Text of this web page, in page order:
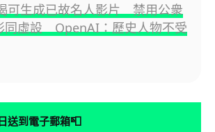
可生成已故名人影片 禁用公衆
同虛設 OpenAI：歷史人物不受
送到電子郵箱📮